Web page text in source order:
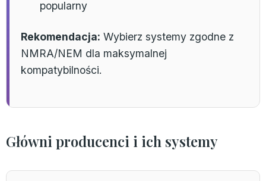
popularny
Rekomendacja: Wybierz systemy zgodne z
NMRA/NEM dla maksymalnej
kompatybilności.
Główni producenci i ich systemy